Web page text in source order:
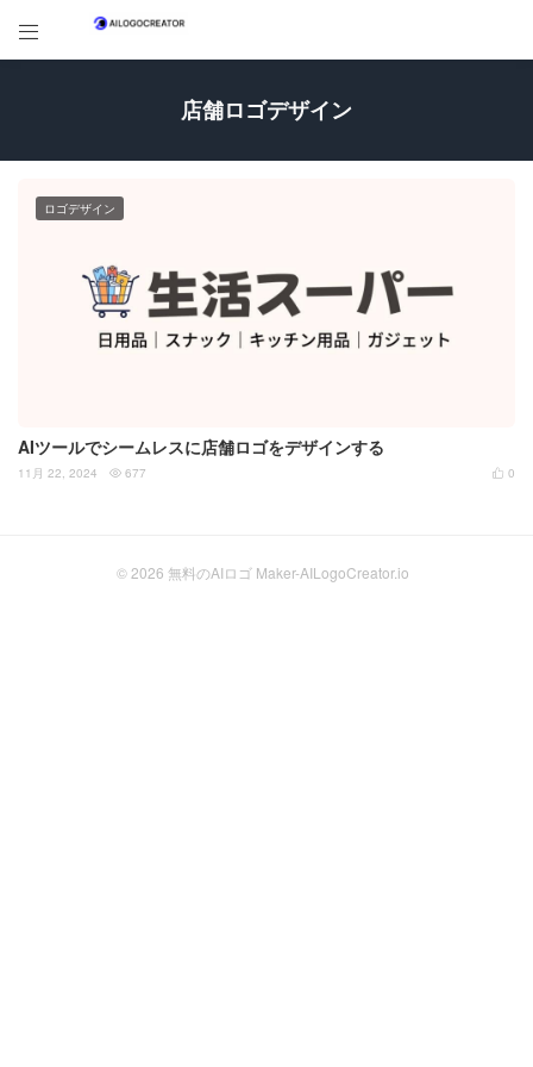

店舗ロゴデザイン
AIツールでシームレスに店舗ロゴをデザインする
ロゴデザイン
 0
11月 22, 2024  677
© 2026 無料のAIロゴ Maker-AILogoCreator.io